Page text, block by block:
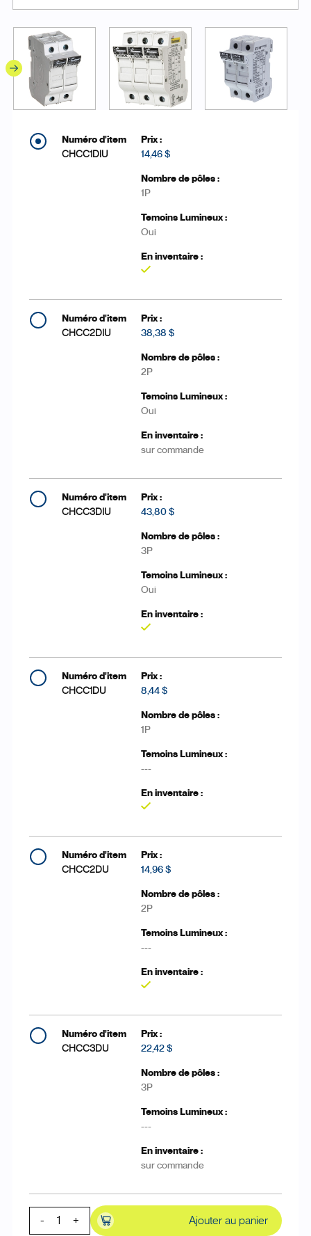
CHCC1DIU 14,46 $
1P
Oui
CHCC2DIU 38,38 $
2P
Oui
sur commande
CHCC3DIU 43,80 $
3P
Oui
CHCC1DU 8,44 $
1P
---
CHCC2DU 14,96 $
2P
---
CHCC3DU 22,42 $
3P
---
sur commande
- + Ajouter au panier